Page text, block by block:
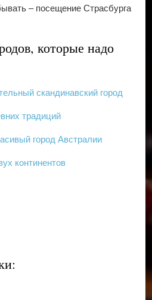
– посещение Страсбурга
которые надо
скандинавский город
традиций
город Австралии
континентов